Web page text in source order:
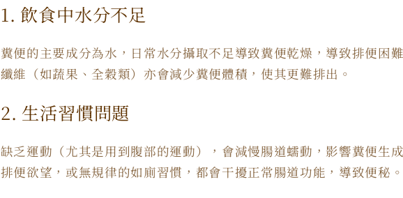
1. 飲食中水分不足
糞便的主要成分為水，日常水分攝取不足導致糞便乾燥，導致排便困
纖維（如蔬果、全穀類）亦會減少糞便體積，使其更難排出。
2. 生活習慣問題
缺乏運動（尤其是用到腹部的運動），會減慢腸道蠕動，影響糞便生
排便欲望，或無規律的如廁習慣，都會干擾正常腸道功能，導致便秘。